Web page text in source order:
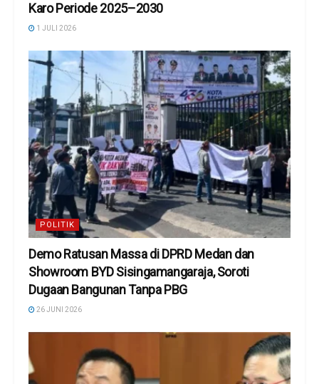
Karo Periode 2025–2030
1 JULI 2026
POLITIK
Demo Ratusan Massa di DPRD Medan dan
Showroom BYD Sisingamangaraja, Soroti
Dugaan Bangunan Tanpa PBG
26 JUNI 2026